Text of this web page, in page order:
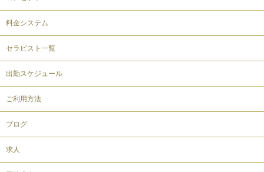
料金システム
セラピスト一覧
出勤スケジュール
ご利用方法
ブログ
求人